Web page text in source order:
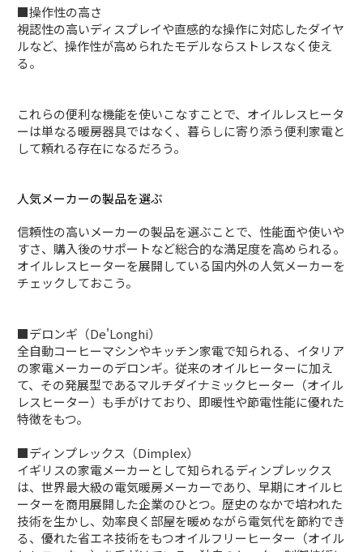
■操作性の高さ
視認性の高いディスプレイや直感的な操作に対応したダイヤ
ルなど、操作性が高められたモデルならストレスなく使え
る。
これらの便利な機能を使いこなすことで、オイルレスヒータ
ーは単なる暖房器具ではなく、暮らしに寄り添う便利家電と
して頼れる存在になるだろう。
人気メーカーの製品を選ぶ
信頼性の高いメーカーの製品を選ぶことで、性能面や使いや
すさ、購入後のサポートなど総合的な満足度を高められる。
オイルレスヒーターを展開している国内外の人気メーカーを
チェックしておこう。
■デロンギ（De'Longhi）
全自動コーヒーマシンやキッチン家電で知られる、イタリア
の家電メーカーのデロンギ。従来のオイルヒーターに加え
て、その発展型であるマルチダイナミックヒーター（オイル
レスヒーター）も手がけており、即暖性や節電性能に優れた
特徴をもつ。
■ディンプレックス（Dimplex）
イギリスの家電メーカーとして知られるディンプレックス
は、世界最大級の電気暖房メーカーであり、早期にオイルヒ
ーターを商用展開した企業のひとつ。歴史のなかで培われた
技術を生かし、効率良く部屋を暖めながら電気代を節約でき
る、優れた省エネ技術をもつオイルフリーヒーター（オイル